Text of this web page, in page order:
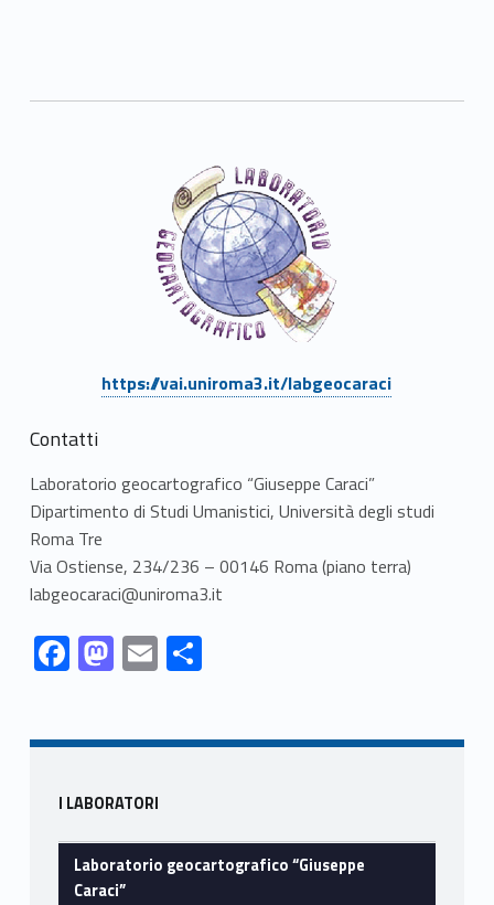
G
C
a
r
a
c
i
Link identifier #identifier__126737-2https://vai.uniroma3.it/labgeocaraci
Contatti
Laboratorio geocartografico “Giuseppe Caraci”
Dipartimento di Studi Umanistici, Università degli studi
Roma Tre
Via Ostiense, 234/236 – 00146 Roma (piano terra)
labgeocaraci@uniroma3.it
Link identifier #identifier__198325-3
F
ac
b
o
o
k
Link identifier #identifier__95818-4 M
as
d
o
n
Link identifier #identifier__49401-5 E
m
l
Link identifier #identifier__49807-6 C
di
di
Sidebar
I LABORATORI
Laboratorio geocartografico “Giuseppe
Caraci”